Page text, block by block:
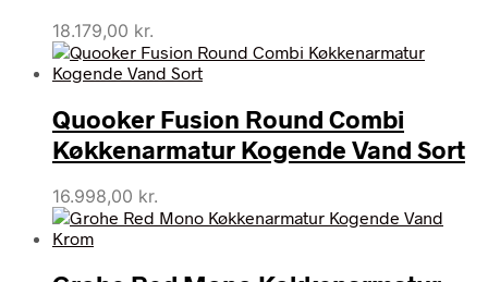
18.179,00 kr.
Quooker Fusion Round Combi
Køkkenarmatur Kogende Vand Sort
16.998,00 kr.